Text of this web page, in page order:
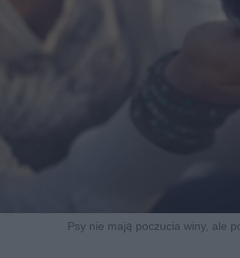
Psy nie mają poczucia winy, ale